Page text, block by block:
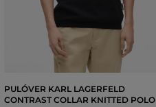
PULÓVER KARL LAGERFELD
CONTRAST COLLAR KNITTED POLO